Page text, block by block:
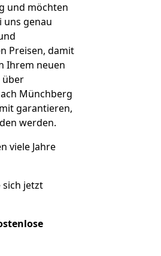
und möchten
uns genau
Preisen, damit
Ihrem neuen
über
Münchberg
garantieren,
werden.
viele Jahre
sich jetzt